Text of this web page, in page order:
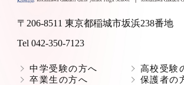
〒206-8511 東京都稲城市坂浜238番地
Tel 042-350-7123
中学受験の方へ
高校受験
卒業生の方へ
保護者の